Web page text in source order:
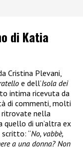
di Katia
Cristina Plevani,
e dell’Isola dei
intima ricevuta da
di commenti, molti
ritrovate nella
quello di un’altra ex
scritto: “No, vabbè,
a una donna? Non